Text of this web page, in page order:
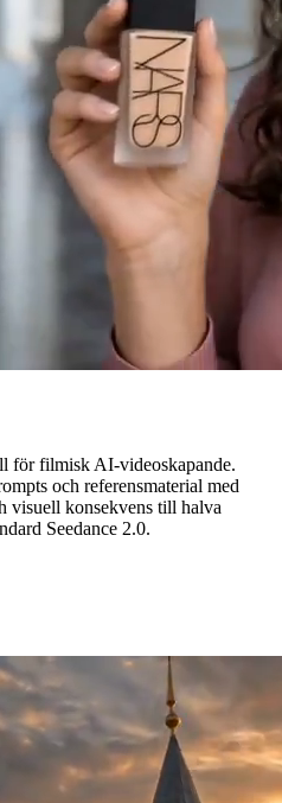
för filmisk AI-videoskapande.
och referensmaterial med
visuell konsekvens till halva
Seedance 2.0.